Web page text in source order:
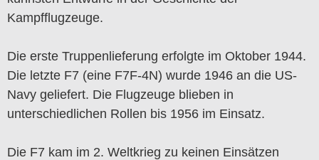
Kampfflugzeuge.
Die erste Truppenlieferung erfolgte im Oktober 1944.
Die letzte F7 (eine F7F-4N) wurde 1946 an die US-
Navy geliefert. Die Flugzeuge blieben in
unterschiedlichen Rollen bis 1956 im Einsatz.
Die F7 kam im 2. Weltkrieg zu keinen Einsätzen